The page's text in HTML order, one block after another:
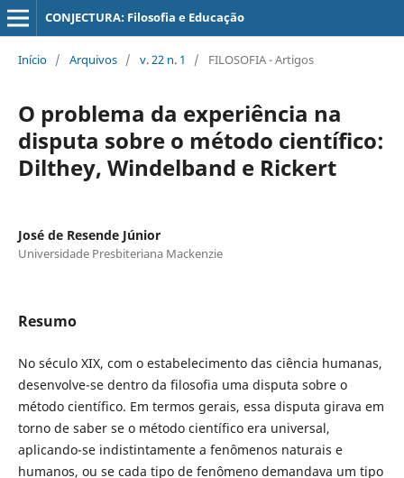
CONJECTURA: Filosofia e Educação
Início / Arquivos / v. 22 n. 1 / FILOSOFIA - Artigos
O problema da experiência na
disputa sobre o método científico:
Dilthey, Windelband e Rickert
José de Resende Júnior
Universidade Presbiteriana Mackenzie
Resumo
No século XIX, com o estabelecimento das ciência humanas,
desenvolve-se dentro da filosofia uma disputa sobre o
método científico. Em termos gerais, essa disputa girava em
torno de saber se o método científico era universal,
aplicando-se indistintamente a fenômenos naturais e
humanos, ou se cada tipo de fenômeno demandava um tipo